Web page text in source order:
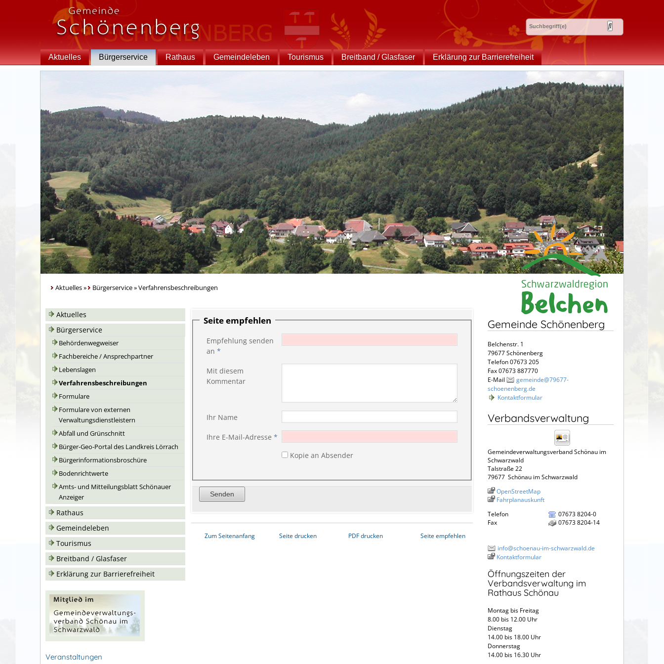
Aktuelles Bürgerservice Rathaus Gemeindeleben Tourismus Breitband / Glasfaser Erklärung zur Barrierefreiheit
Aktuelles» Bürgerservice»Verfahrensbeschreibungen
Aktuelles
Bürgerservice
Behördenwegweiser
Fachbereiche / Ansprechpartner
Lebenslagen
Verfahrensbeschreibungen
Formulare
Formulare von externen
Verwaltungsdienstleistern
Abfall und Grünschnitt
Bürger-Geo-Portal des Landkreis Lörrach
Bürgerinformationsbroschüre
Bodenrichtwerte
Amts- und Mitteilungsblatt Schönauer
Anzeiger
Rathaus
Gemeindeleben
Tourismus
Breitband / Glasfaser
Erklärung zur Barrierefreiheit
Veranstaltungen
Seite empfehlen
Empfehlung senden
an *
Mit diesem
Kommentar
Ihr Name
Ihre E-Mail-Adresse *
Kopie an Absender
Zum Seitenanfang Seite drucken PDF drucken Seite empfehlen
Gemeinde Schönenberg
Belchenstr. 1
79677 Schönenberg
Telefon 07673 205
Fax 07673 887770
E-Mail
gemeinde@79677-
schoenenberg.de
Kontaktformular
Verbandsverwaltung
Gemeindeverwaltungsverband Schönau im
Schwarzwald
Talstraße 22
79677 Schönau im Schwarzwald
OpenStreetMap
Fahrplanauskunft
Telefon
07673 8204-0
Fax
07673 8204-14
info@schoenau-im-schwarzwald.de
Kontaktformular
Öffnungszeiten der
Verbandsverwaltung im
Rathaus Schönau
Montag bis Freitag
8.00 bis 12.00 Uhr
Dienstag
14.00 bis 18.00 Uhr
Donnerstag
14.00 bis 16.30 Uhr